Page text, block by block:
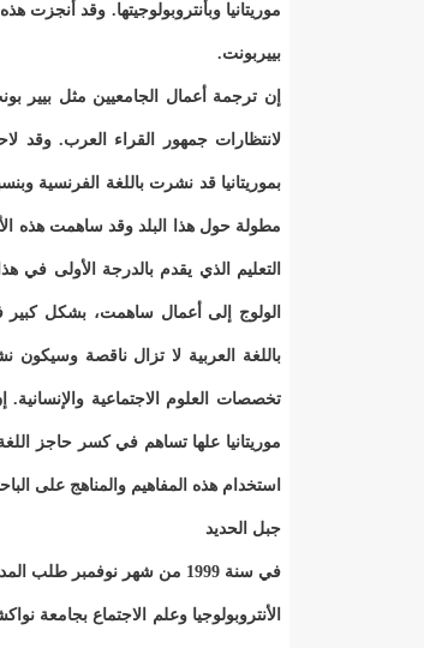
موريتانيا وبأنتروبولوجيتها. وقد أنجزت
بييربونت.
إن ترجمة أعمال الجامعيين مثل بيير
لانتظارات جمهور القراء العرب. وقد
بموريتانيا قد نشرت باللغة الفرنسية
مطولة حول هذا البلد وقد ساهمت هذه
التعليم الذي يقدم بالدرجة الأولى في
الولوج إلى أعمال ساهمت، بشكل كبير
باللغة العربية لا تزال ناقصة وسيكون
تخصصات العلوم الاجتماعية
موريتانيا علها تساهم في كسر حاجز
استخدام هذه المفاهيم والمناهج على
جبل الحديد
في سنة 1999 من شهر نوفمبر
الأنتروبولوجيا وعلم الاجتماع بجامعة